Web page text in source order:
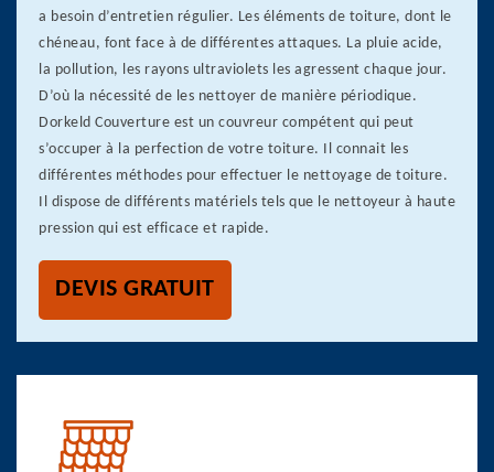
a besoin d’entretien régulier. Les éléments de toiture, dont le
chéneau, font face à de différentes attaques. La pluie acide,
la pollution, les rayons ultraviolets les agressent chaque jour.
D’où la nécessité de les nettoyer de manière périodique.
Dorkeld Couverture est un couvreur compétent qui peut
s’occuper à la perfection de votre toiture. Il connait les
différentes méthodes pour effectuer le nettoyage de toiture.
Il dispose de différents matériels tels que le nettoyeur à haute
pression qui est efficace et rapide.
DEVIS GRATUIT